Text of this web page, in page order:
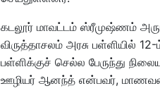
கடலூர் மாவட்டம் ஸ்ரீமுஷ்ணம்
விருத்தாசலம் அரசு பள்ளியில்
பள்ளிக்குச் செல்ல பேருந்து
ஊழியர் ஆனந்த் என்பவர்,